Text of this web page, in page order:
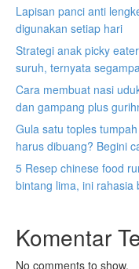
Lapisan panci anti
digunakan setiap hari
Strategi anak picky
suruh, ternyata
Cara membuat nasi
dan gampang plus
Gula satu toples
harus dibuang? Begini
5 Resep chinese food
bintang lima, ini rahasia
Komentar
No comments to show.